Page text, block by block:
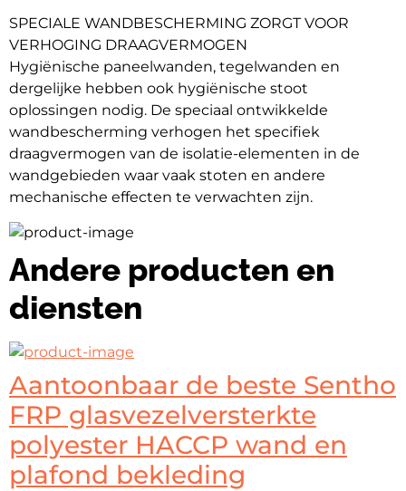
SPECIALE WANDBESCHERMING ZORGT VOOR
VERHOGING DRAAGVERMOGEN
Hygiënische paneelwanden, tegelwanden en
dergelijke hebben ook hygiënische stoot
oplossingen nodig. De speciaal ontwikkelde
wandbescherming verhogen het specifiek
draagvermogen van de isolatie-elementen in de
wandgebieden waar vaak stoten en andere
mechanische effecten te verwachten zijn.
Andere producten en
diensten
Aantoonbaar de beste Sentho
FRP glasvezelversterkte
polyester HACCP wand en
plafond bekleding